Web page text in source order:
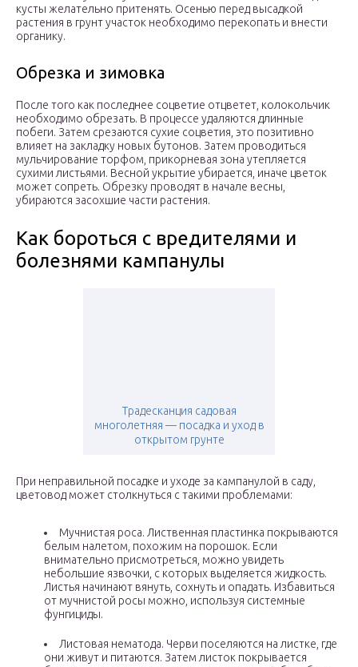
кусты желательно притенять. Осенью перед высадкой
растения в грунт участок необходимо перекопать и внести
органику.
Обрезка и зимовка
После того как последнее соцветие отцветет, колокольчик
необходимо обрезать. В процессе удаляются длинные
побеги. Затем срезаются сухие соцветия, это позитивно
влияет на закладку новых бутонов. Затем проводиться
мульчирование торфом, прикорневая зона утепляется
сухими листьями. Весной укрытие убирается, иначе цветок
может сопреть. Обрезку проводят в начале весны,
убираются засохшие части растения.
Как бороться с вредителями и
болезнями кампанулы
Традесканция садовая
многолетняя — посадка и уход в
открытом грунте
При неправильной посадке и уходе за кампанулой в саду,
цветовод может столкнуться с такими проблемами:
Мучнистая роса. Лиственная пластинка покрываются
белым налетом, похожим на порошок. Если
внимательно присмотреться, можно увидеть
небольшие язвочки, с которых выделяется жидкость.
Листья начинают вянуть, сохнуть и опадать. Избавиться
от мучнистой росы можно, используя системные
фунгициды.
Листовая нематода. Черви поселяются на листке, где
они живут и питаются. Затем листок покрывается